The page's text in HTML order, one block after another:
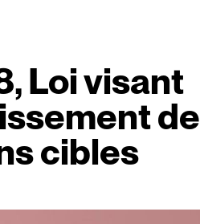
Loi visant
de
cibles